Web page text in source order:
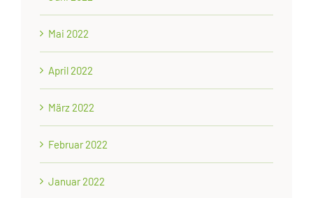
Mai 2022
April 2022
März 2022
Februar 2022
Januar 2022